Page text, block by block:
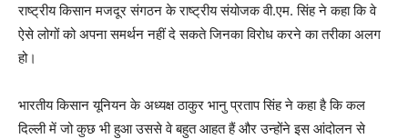
राष्ट्रीय किसान मजदूर संगठन के राष्ट्रीय संयोजक वी.एम. सिंह ने कहा कि वे
ऐसे लोगों को अपना समर्थन नहीं दे सकते जिनका विरोध करने का तरीका अलग
हो।
भारतीय किसान यूनियन के अध्यक्ष ठाकुर भानु प्रताप सिंह ने कहा है कि कल
दिल्ली में जो कुछ भी हुआ उससे वे बहुत आहत हैं और उन्होंने इस आंदोलन से